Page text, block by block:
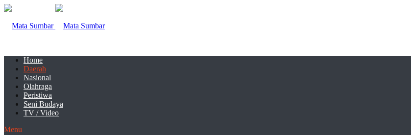
Home
Daerah
Nasional
Olahraga
Peristiwa
Seni Budaya
TV / Video
Menu